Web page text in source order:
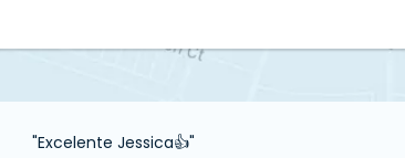
"Excelente Jessica👍"